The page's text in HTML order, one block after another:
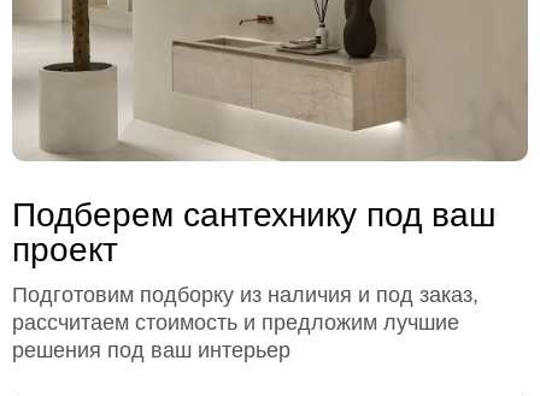
Подберем сантехнику под ваш
проект
Подготовим подборку из наличия и под заказ,
рассчитаем стоимость и предложим лучшие
решения под ваш интерьер